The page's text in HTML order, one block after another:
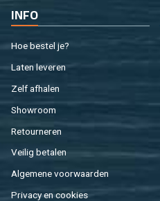
INFO
Hoe be­stel je?
Laten le­ve­ren
Zelf af­ha­len
Show­room
Re­tour­ne­ren
Vei­lig be­ta­len
Al­ge­me­ne voor­waar­den
Pri­va­cy en coo­kies